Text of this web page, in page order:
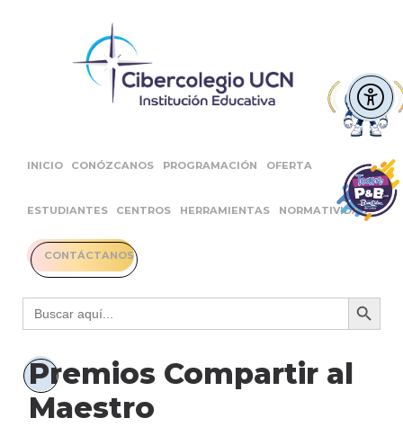
INICIO CONÓZCANOS PROGRAMACIÓN OFERTA
ESTUDIANTES CENTROS HERRAMIENTAS NORMATIVIDAD
CONTÁCTANOS
Buscar: Botón
Premios Compartir al
Maestro